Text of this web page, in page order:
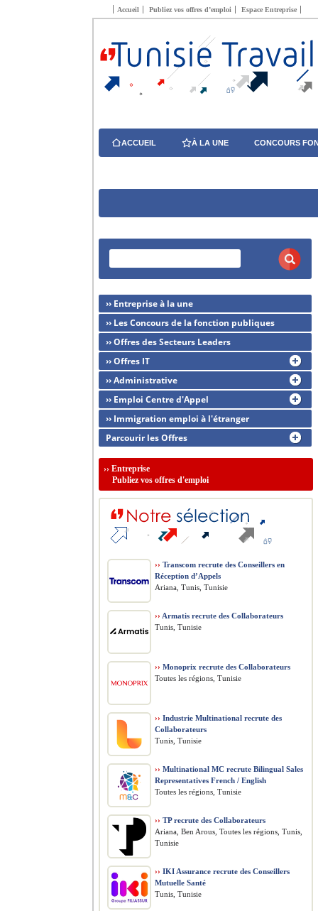
Accueil Publiez vos offres d’emploi Espace Entreprise
ACCUEIL À LA UNE CONCOURS
›› Entreprise à la une
›› Les Concours de la fonction publiques
›› Offres des Secteurs Leaders
›› Offres IT
›› Administrative
›› Emploi Centre d'Appel
›› Immigration emploi à l'étranger
Parcourir les Offres
›› Entreprise
Publiez vos offres d'emploi
›› Transcom recrute des Conseillers en
Réception d’Appels
Ariana, Tunis, Tunisie
›› Armatis recrute des Collaborateurs
Tunis, Tunisie
›› Monoprix recrute des Collaborateurs
Toutes les régions, Tunisie
›› Industrie Multinational recrute des
Collaborateurs
Tunis, Tunisie
›› Multinational MC recrute Bilingual Sales
Representatives French / English
Toutes les régions, Tunisie
›› TP recrute des Collaborateurs
Ariana, Ben Arous, Toutes les régions, Tunis,
Tunisie
›› IKI Assurance recrute des Conseillers
Mutuelle Santé
Tunis, Tunisie